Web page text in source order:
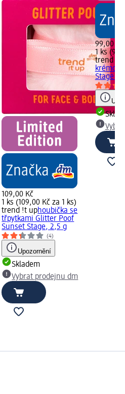
109,00 Kč
1 ks (109,00 Kč za 1 ks)
trend !t uphoubička se
třpytkami Glitter Poof
Sunset Stage, 2,5 g
(4)
Upozornění
Skladem
Vybrat prodejnu dm
99,00 Kč
1 ks
trend !t
Stage